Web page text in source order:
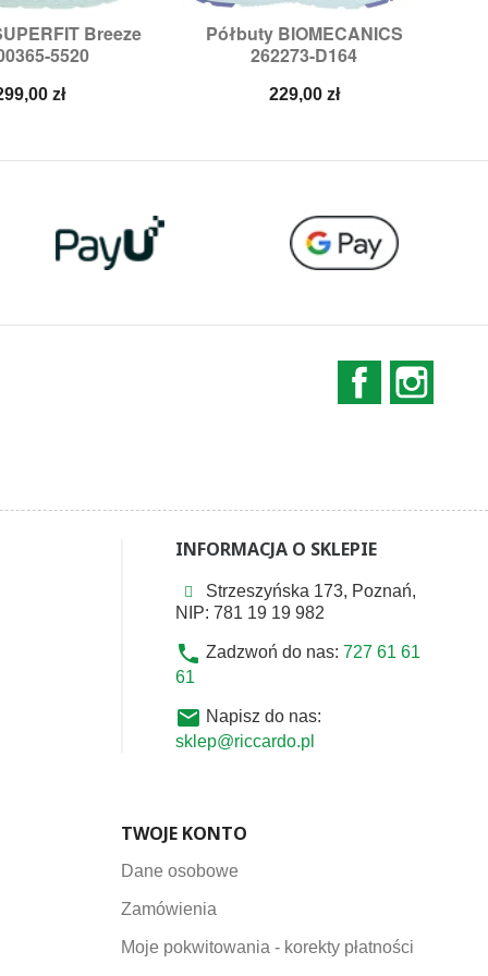
Breeze
5520
zł
podgląd
28,30
Półbuty BIOMECANICS
262273-D164
Cena
229,00 zł
Szybki podgląd
Rozmiary:31,32
Facebook
INFORMACJA O SKLEPIE
Strzeszyńska 173, Poznań,
NIP: 781 19 19 982
phone Zadzwoń do nas: 727 61 61
61
email Napisz do nas:
sklep@riccardo.pl
TWOJE KONTO
Dane osobowe
Zamówienia
Moje pokwitowania - korekty płatności